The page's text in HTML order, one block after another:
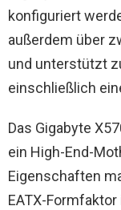
konfiguriert
außerdem über
und unterstützt
einschließlich
Das Gigabyte
ein High-End-
Eigenschaften
EATX-